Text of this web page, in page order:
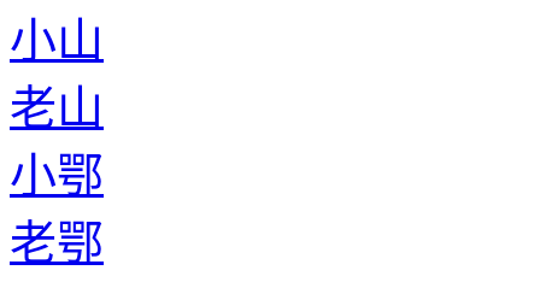
小山
老山
小鄂
老鄂